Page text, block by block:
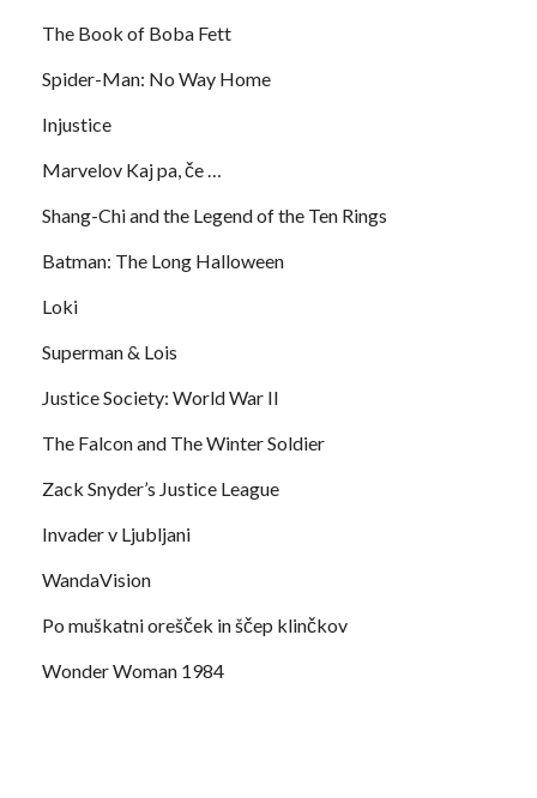
The Book of Boba Fett
Spider-Man: No Way Home
Injustice
Marvelov Kaj pa, če …
Shang-Chi and the Legend of the Ten Rings
Batman: The Long Halloween
Loki
Superman & Lois
Justice Society: World War II
The Falcon and The Winter Soldier
Zack Snyder’s Justice League
Invader v Ljubljani
WandaVision
Po muškatni orešček in ščep klinčkov
Wonder Woman 1984